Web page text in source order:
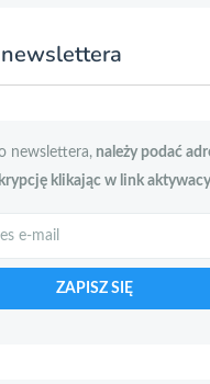
newslettera, należy podać
klikając w link
ZAPISZ SIĘ